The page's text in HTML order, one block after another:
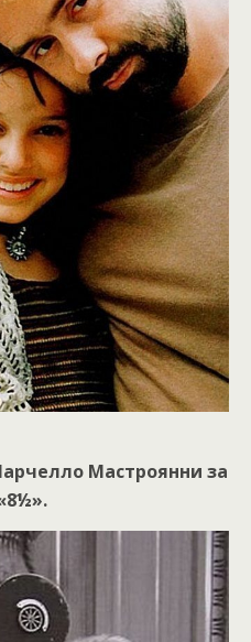
Мастроянни за